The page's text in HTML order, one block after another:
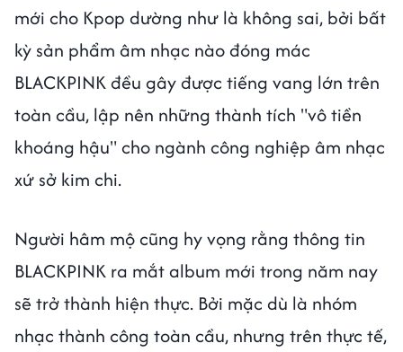
mới cho Kpop dường như là không sai, bởi bất
kỳ sản phẩm âm nhạc nào đóng mác
BLACKPINK đều gây được tiếng vang lớn trên
toàn cầu, lập nên những thành tích "vô tiền
khoáng hậu" cho ngành công nghiệp âm nhạc
xứ sở kim chi.
Người hâm mộ cũng hy vọng rằng thông tin
BLACKPINK ra mắt album mới trong năm nay
sẽ trở thành hiện thực. Bởi mặc dù là nhóm
nhạc thành công toàn cầu, nhưng trên thực tế,